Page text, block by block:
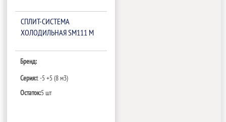
СПЛИТ-СИСТЕМА
ХОЛОДИЛЬНАЯ SM111 M
Бренд:
Серия:t -5 +5 (8 м3)
Остаток:5 шт